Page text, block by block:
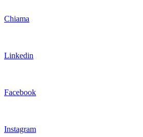
Chiama
Linkedin
Facebook
Instagram